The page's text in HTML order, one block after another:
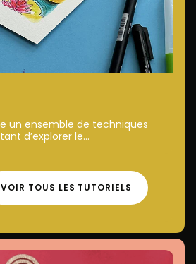
un ensemble de techniques
d’explorer le...
VOIR TOUS LES TUTORIELS